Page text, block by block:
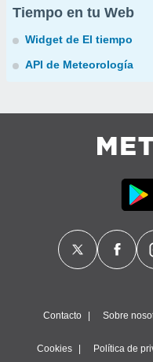
Tiempo en tu Web
Widget de El tiempo
API de Meteorología
Contacto Sobre
Cookies Política de